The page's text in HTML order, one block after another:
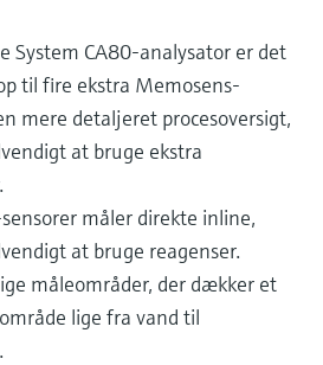
System CA80-analysator er det
til fire ekstra Memosens-
mere detaljeret procesoversigt,
at bruge ekstra
måler direkte inline,
at bruge reagenser.
måleområder, der dækker et
lige fra vand til